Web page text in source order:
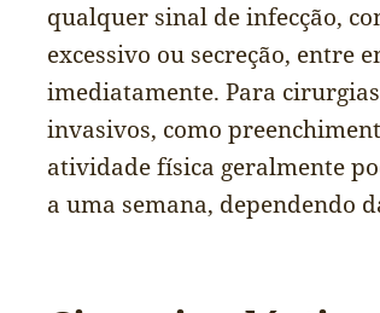
qualquer sinal de infecção,
excessivo ou secreção, entre
imediatamente. Para
invasivos, como
atividade física geralmente
a uma semana, dependendo